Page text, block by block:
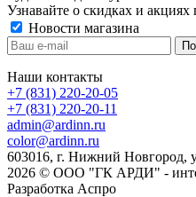
Узнавайте о скидках и
Новости магазина
Наши контакты
+7 (831) 220-20-05
+7 (831) 220-20-11
admin@ardinn.ru
color@ardinn.ru
603016, г. Нижний Новгород,
2026 © ООО "ГК АРДИ" -
Разработка Аспро